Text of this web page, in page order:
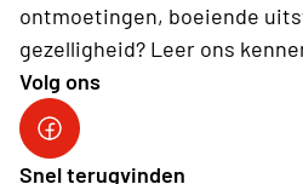
ontmoetingen, boeiende
gezelligheid? Leer ons
Volg ons
Neos FB
Snel terugvinden